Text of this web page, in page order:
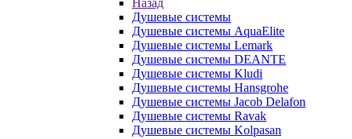
Назад
Душевые системы
Душевые системы AquaElite
Душевые системы Lemark
Душевые системы DEANTE
Душевые системы Kludi
Душевые системы Hansgrohe
Душевые системы Jacob Delafon
Душевые системы Ravak
Душевые системы Kolpasan